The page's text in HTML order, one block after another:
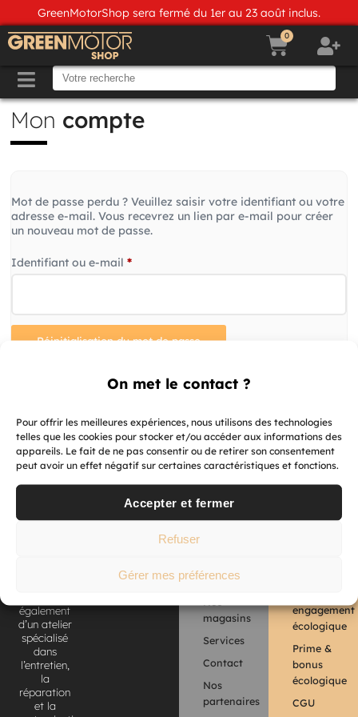
On met le contact ?
Pour offrir les meilleures expériences, nous utilisons des technologies
telles que les cookies pour stocker et/ou accéder aux informations des
appareils. Le fait de ne pas consentir ou de retirer son consentement
peut avoir un effet négatif sur certaines caractéristiques et fonctions.
Accepter et fermer
Refuser
Gérer mes préférences
GreenMotorShop sera fermé du 1er au 23 août inclus.
0
Mon compte
Mot de passe perdu ? Veuillez saisir votre identifiant ou votre
adresse e-mail. Vous recevrez un lien par e-mail pour créer
un nouveau mot de passe.
Identifiant ou e-mail*
Réinitialisation du mot de passe
magasins
vous
proposent
un large
scooters,
également
d’un atelier
spécialisé
dans
l’entretien,
la
réparation
et la
nous ?
magasins
Services
Contact
Nos
partenaires
Pourquoi
engagement
écologique
Prime &
bonus
écologique
CGU